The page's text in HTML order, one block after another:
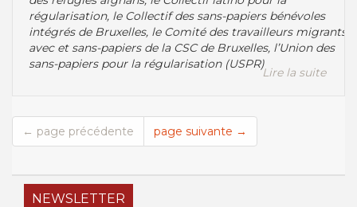
régularisation, le Collectif des sans-papiers bénévoles
intégrés de Bruxelles, le Comité des travailleurs migrants
avec et sans-papiers de la CSC de Bruxelles, l’Union des
sans-papiers pour la régularisation (USPR)
Lire la suite
← page précédente page suivante →
NEWSLETTER